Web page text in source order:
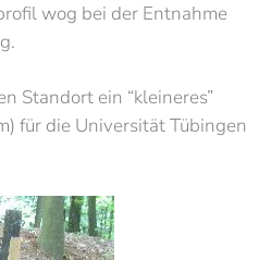
wog bei der Entnahme
Standort ein “kleineres”
für die Universität Tübingen